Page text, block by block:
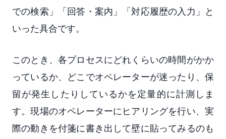
での検索」「回答・案内」「対応履歴の入力」と
いった具合です。
このとき、各プロセスにどれくらいの時間がかか
っているか、どこでオペレーターが迷ったり、保
留が発生したりしているかを定量的に計測しま
す。現場のオペレーターにヒアリングを行い、実
際の動きを付箋に書き出して壁に貼ってみるのも